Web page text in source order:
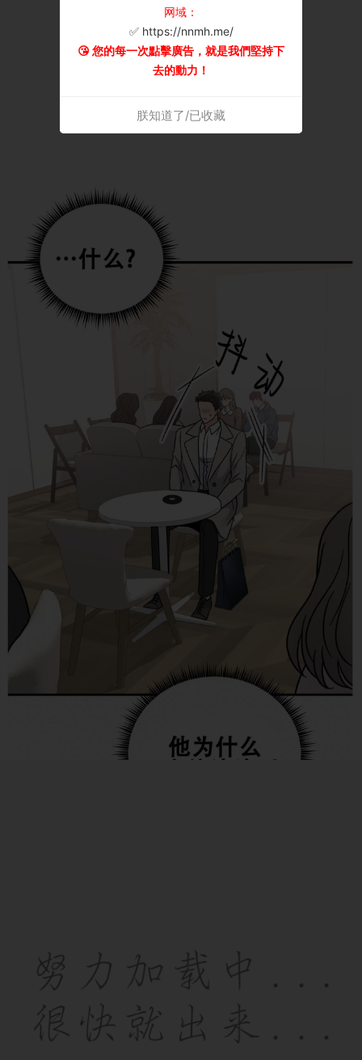
网域：
✅ https://nnmh.me/
😘 您的每一次點擊廣告，就是我們堅持下
去的動力！
朕知道了/已收藏